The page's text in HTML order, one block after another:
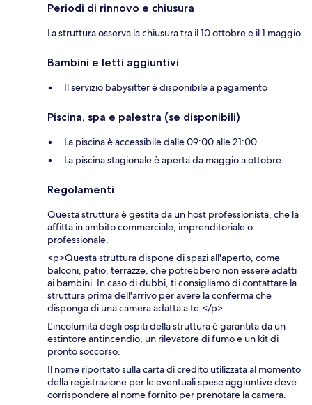
Periodi di rinnovo e chiusura
La struttura osserva la chiusura tra il 10 ottobre e il 1 maggio.
Bambini e letti aggiuntivi
Il servizio babysitter è disponibile a pagamento
Piscina, spa e palestra (se disponibili)
La piscina è accessibile dalle 09:00 alle 21:00.
La piscina stagionale è aperta da maggio a ottobre.
Regolamenti
Questa struttura è gestita da un host professionista, che la
affitta in ambito commerciale, imprenditoriale o
professionale.
<p>Questa struttura dispone di spazi all'aperto, come
balconi, patio, terrazze, che potrebbero non essere adatti
ai bambini. In caso di dubbi, ti consigliamo di contattare la
struttura prima dell'arrivo per avere la conferma che
disponga di una camera adatta a te.</p>
L'incolumità degli ospiti della struttura è garantita da un
estintore antincendio, un rilevatore di fumo e un kit di
pronto soccorso.
Il nome riportato sulla carta di credito utilizzata al momento
della registrazione per le eventuali spese aggiuntive deve
corrispondere al nome fornito per prenotare la camera.